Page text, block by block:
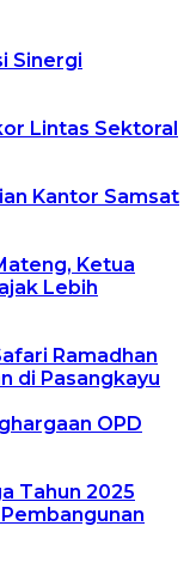
Sinergi
Lintas Sektoral
Kantor Samsat
Ketua
Lebih
Ramadhan
di Pasangkayu
OPD
Tahun 2025